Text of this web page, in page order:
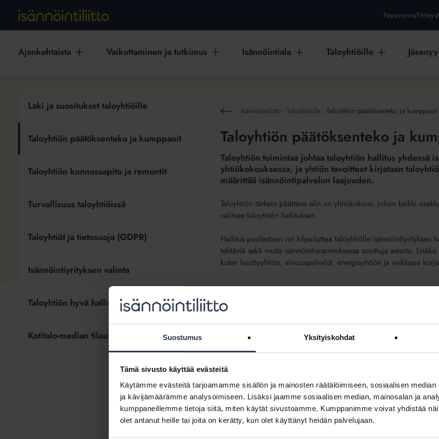
Suostumus Yksityiskohdat
Tämä sivusto käyttää evästeitä
Käytämme evästeitä tarjoamamme sisällön ja mainosten räätälöimiseen, sosiaalisen
ja kävijämäärämme analysoimiseen. Lisäksi jaamme sosiaalisen median, mainosalan ja
kumppaneillemme tietoja siitä, miten käytät sivustoamme. Kumppanimme voivat yhdistää
olet antanut heille tai joita on kerätty, kun olet käyttänyt heidän palvelujaan.
Neuvonta
Ajankohtaista Vaikuttaminen ja tutkimus Isännöintiala Taloyhtiöille
päätöksenteko
ja
kumppanit
Laki ja suositukset taloyhtiöille
Taloyhtiön päätöksenteko ja kumppanit
Taloyhtiön kunnossapito ja remontit
Turvallisuus taloyhtiöissä
Taloyhtiöt ja tietosuoja (GDPR)
Isännöintiyrityksen valinta
Taloyhtiön hyvä hallintotapa -suositus
Kotitalo-median tilaus
Takaisin Isännöintiliitto :Taloyhtiöille :Taloyhtiön päätöksenteko ja kumppanit
Taloyhtiön päätöksenteko ja
Taloyhtiön toimintaa johtaa taloyhtiön hallitus yhdessä
yhtiökokouksessa, ja yhtiön tavoitteet kirjataan
määrittää isännöintipalvelun laajuuden.
Taloyhtiöntärkein päättävä elin on yhtiökokous, johon kaikki
valitsee taloyhtiön hallituksen.
Hallitus puolestaanvoi kilpailuttaa taloyhtiölle isännöintiyrityksen
tehtäviä sekä muita isännöintisopimuksessa sovittuja asioita.
kuten huoltoyhtiön, siivouspalvelut, energiayhtiön ja vaikkapa
Taloyhtiön hallituksen tehtävät
Taloyhtiöstrategian laatiminen ja hyväksyminen
Isännöinti taloyhtiössä